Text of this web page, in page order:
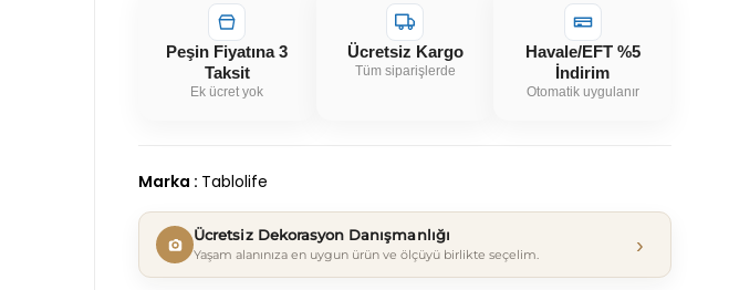
Peşin Fiyatına 3
Taksit
Ek ücret yok
Ücretsiz Kargo
Tüm siparişlerde
Havale/EFT %5
İndirim
Otomatik uygulanır
Marka : Tablolife
Ücretsiz Dekorasyon Danışmanlığı
Yaşam alanınıza en uygun ürün ve ölçüyü birlikte seçelim. ›